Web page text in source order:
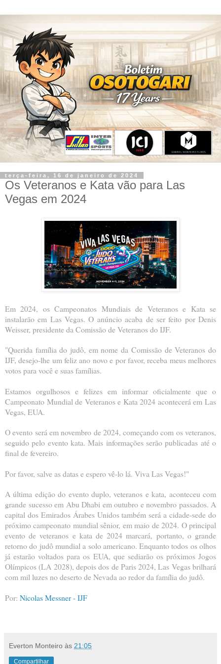
terça-feira, 16 de janeiro de 2024
Os Veteranos e Kata vão para Las
Vegas em 2024
Em 2024, os Campeonatos Mundiais de Veteranos e Kata se
instalarão em Las Vegas. O anúncio acaba de ser feito por Denis
Weisser, presidente da Comissão de Veteranos do IJF.
"Querida família do judô, em nome da Comissão de Veteranos do
IJF, desejo-lhe um feliz ano novo e por favor, receba meus melhores
votos para você e suas famílias.
Estamos orgulhosos e felizes em informar oficialmente que o
Campeonato Mundial de Veteranos e Kata 2024 acontecerá em Las
Vegas, EUA.
O evento será em novembro de 2024, começando com os veteranos,
seguido pelo evento kata. Mais informações serão publicadas até o
final de fevereiro.
Por favor, salve as datas e espero vê-lo lá. Viva Las Vegas!"
A última edição do evento duplo, veteranos e kata, aconteceu com
grande sucesso em Abu Dhabi em outubro e novembro passados. A
capital dos Emirados Árabes Unidos também será a cidade-sede do
próximo campeonato mundial sênior, em maio de 2024. O principal
evento de veteranos e kata de 2024 marcará, portanto, o grande
retorno do judô mundial a solo americano. Enquanto todos os olhos
já estarão voltados para os EUA, que sediarão os próximos Jogos
Olímpicos (LA 2028), depois dos de Paris 2024, Las Vegas brilhará
com mil luzes no deserto de Nevada ao redor da família do judô.
Por: Nicolas Messner - IJF
Everton Monteiro às 21:05
Compartilhar